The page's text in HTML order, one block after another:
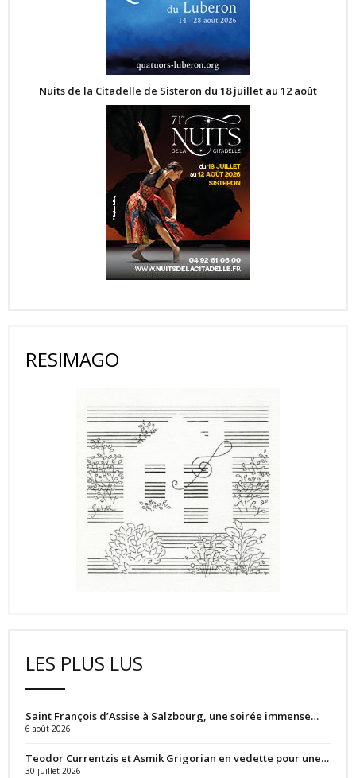
Nuits de la Citadelle de Sisteron du 18 juillet au 12 août
RESIMAGO
LES PLUS LUS
Saint François d’Assise à Salzbourg, une soirée immense…
6 août 2026
Teodor Currentzis et Asmik Grigorian en vedette pour une…
30 juillet 2026